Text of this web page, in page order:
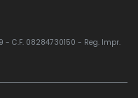
C.F. 08284730150 - Reg. Impr.